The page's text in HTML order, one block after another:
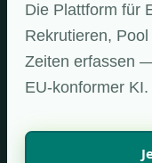
Die Plattform für
Rekrutieren,
Zeiten erfassen
EU-konformer KI.